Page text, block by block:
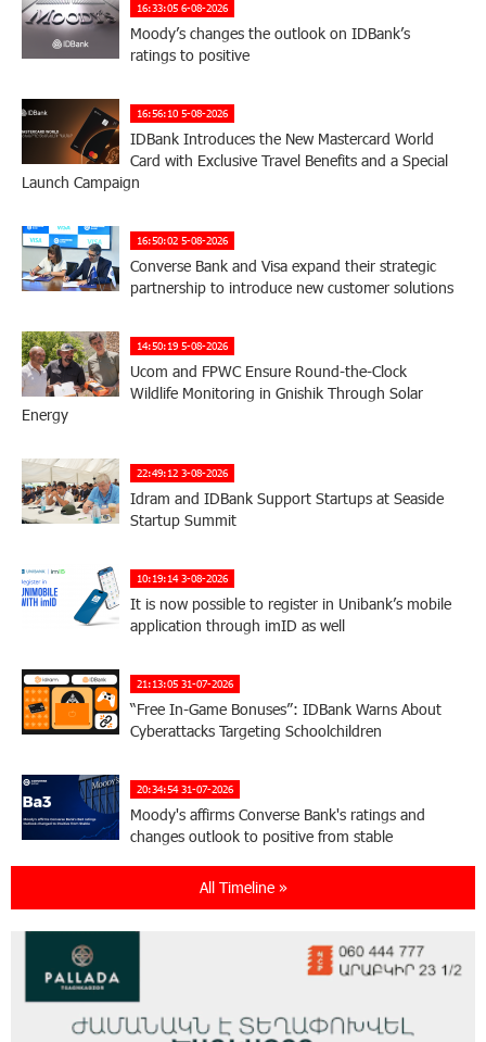
16:33:05 6-08-2026
Moody’s changes the outlook on IDBank’s
ratings to positive
16:56:10 5-08-2026
IDBank Introduces the New Mastercard World
Card with Exclusive Travel Benefits and a Special
Launch Campaign
16:50:02 5-08-2026
Converse Bank and Visa expand their strategic
partnership to introduce new customer solutions
14:50:19 5-08-2026
Ucom and FPWC Ensure Round-the-Clock
Wildlife Monitoring in Gnishik Through Solar
Energy
22:49:12 3-08-2026
Idram and IDBank Support Startups at Seaside
Startup Summit
10:19:14 3-08-2026
It is now possible to register in Unibank’s mobile
application through imID as well
21:13:05 31-07-2026
“Free In-Game Bonuses”: IDBank Warns About
Cyberattacks Targeting Schoolchildren
20:34:54 31-07-2026
Moody's affirms Converse Bank's ratings and
changes outlook to positive from stable
18:11:09 31-07-2026
Virtuosos" Scholarship Recipients Embark on
Educational Trips to Prestigious Music Academies
16:54:53 30-07-2026
All Timeline »